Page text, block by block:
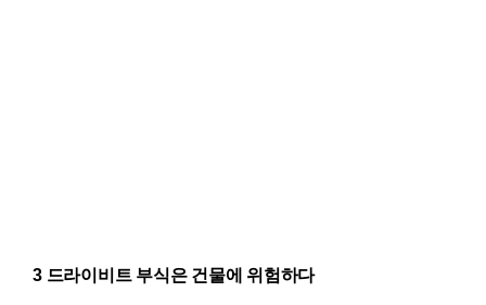
3 드라이비트 부식은 건물에 위험하다